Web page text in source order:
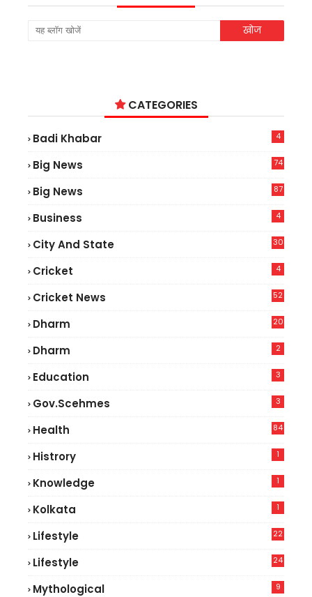
CATEGORIES
Badi Khabar 4
Big News
74
Big News
87
Business 4
City And State 30
Cricket 4
Cricket News
52
Dharm 20
Dharm 2
Education 3
Gov.scehmes 3
Health
84
Histrory 1
Knowledge 1
Kolkata 1
Lifestyle
22
Lifestyle
24
Mythological 9